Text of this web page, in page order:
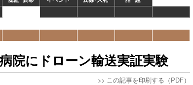
院にドローン輸送実証実験
>> この記事を印刷する（PDF）